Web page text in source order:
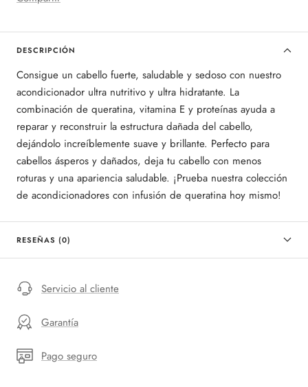
DESCRIPCIÓN
Consigue un cabello fuerte, saludable y sedoso con nuestro
acondicionador ultra nutritivo y ultra hidratante. La
combinación de queratina, vitamina E y proteínas ayuda a
reparar y reconstruir la estructura dañada del cabello,
dejándolo increíblemente suave y brillante. Perfecto para
cabellos ásperos y dañados, deja tu cabello con menos
roturas y una apariencia saludable. ¡Prueba nuestra colección
de acondicionadores con infusión de queratina hoy mismo!
RESEÑAS (0)
Servicio al cliente
Garantía
Pago seguro